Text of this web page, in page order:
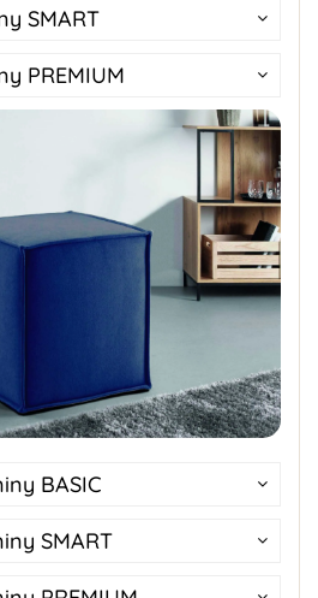
SMART
PREMIUM
BASIC
SMART